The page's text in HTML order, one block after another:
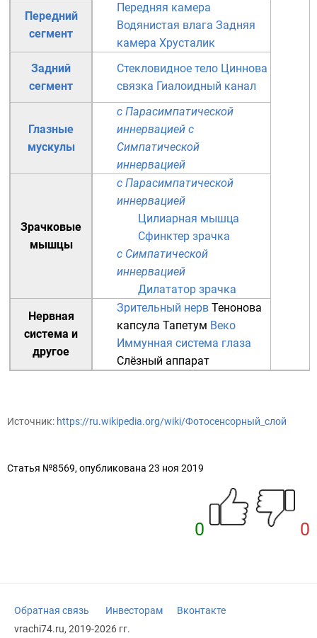
Передний
сегмент
Передняя камера
Водянистая влага Задняя
камера Хрусталик
Задний
сегмент
Стекловидное тело Циннова
связка Гиалоидный канал
Глазные
мускулы
с Парасимпатической
иннервацией с
Симпатической
иннервацией
Зрачковые
мышцы
с Парасимпатической
иннервацией
Цилиарная мышца
Сфинктер зрачка
с Симпатической
иннервацией
Дилататор зрачка
Нервная
система и
другое
Зрительный нерв Тенонова
капсула Тапетум Веко
Иммунная система глаза
Слёзный аппарат
Источник: https://ru.wikipedia.org/wiki/Фотосенсорный_слой
Статья №8569, опубликована 23 ноя 2019
0 0
Обратная связь Инвесторам
Вконтакте
vrachi74.ru, 2019-2026 гг.